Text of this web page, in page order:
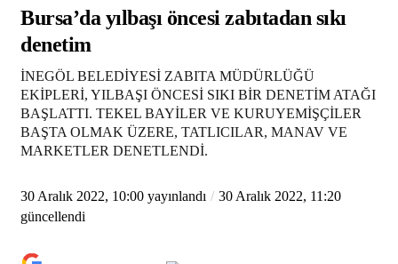
Bursa’da yılbaşı öncesi zabıtadan sıkı
denetim
İNEGÖL BELEDİYESİ ZABITA MÜDÜRLÜĞÜ
EKİPLERİ, YILBAŞI ÖNCESİ SIKI BİR DENETİM ATAĞI
BAŞLATTI. TEKEL BAYİLER VE KURUYEMİŞÇİLER
BAŞTA OLMAK ÜZERE, TATLICILAR, MANAV VE
MARKETLER DENETLENDİ.
30 Aralık 2022, 10:00 yayınlandı
30 Aralık 2022, 11:20
güncellendi